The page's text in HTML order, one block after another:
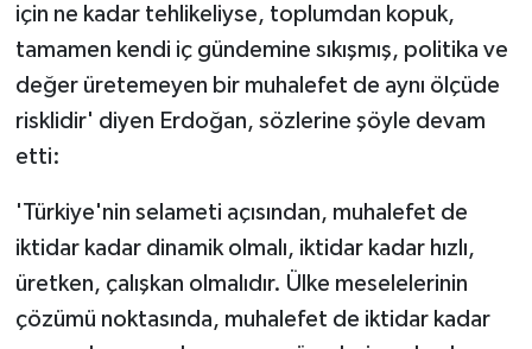
için ne kadar tehlikeliyse, toplumdan kopuk,
tamamen kendi iç gündemine sıkışmış, politika ve
değer üretemeyen bir muhalefet de aynı ölçüde
risklidir' diyen Erdoğan, sözlerine şöyle devam
etti:
'Türkiye'nin selameti açısından, muhalefet de
iktidar kadar dinamik olmalı, iktidar kadar hızlı,
üretken, çalışkan olmalıdır. Ülke meselelerinin
çözümü noktasında, muhalefet de iktidar kadar